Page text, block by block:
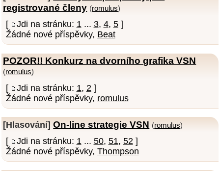
registrované členy (romulus)
[ Jdi na stránku: 1... 3, 4, 5]
Žádné nové příspěvky, Beat
POZOR!! Konkurz na dvorního grafika VSN
(romulus)
[ Jdi na stránku: 1, 2 ]
Žádné nové příspěvky, romulus
[Hlasování] On-line strategie VSN (romulus)
[ Jdi na stránku: 1 ... 50, 51, 52 ]
Žádné nové příspěvky, Thompson